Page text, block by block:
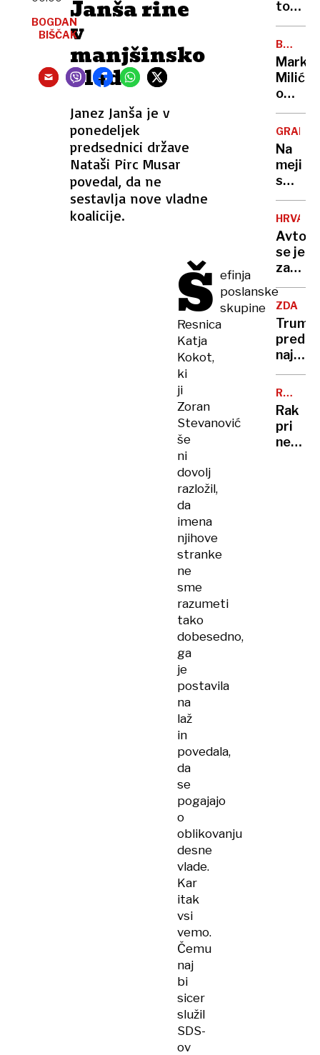
Janša rine
v
manjšinsko
vlado
Janez Janša je v
ponedeljek
predsednici države
Nataši Pirc Musar
povedal, da ne
sestavlja nove vladne
koalicije.
BOGDAN
BIŠČAK
Š efinja
poslanske
skupine
Resnica
Katja
Kokot,
ki
ji
Zoran
Stevanović
še
ni
dovolj
razložil,
da
imena
njihove
stranke
ne
sme
razumeti
tako
dobesedno,
ga
je
postavila
na
laž
in
povedala,
da
se
pogajajo
o
oblikovanju
desne
vlade.
Kar
itak
vsi
vemo.
Čemu
naj
bi
sicer
služil
SDS-
ov
z
usodi
ton
pršuta
bo
romalo
v
lastnik
ni
imel
niti
enega
BREZ
DLAKE
NA
JEZIKU
Marko
Milić
o
ki ga
je
stala
NBA-
da
sem
to
storil«
Na
meji
s
pozabil
ženo
in
proti
sem,
da
se
se je
na
rampi
potniki
so
ga
tresli
in
ZDA
Trump
pred
so
nizke
SIN
Rak
pri